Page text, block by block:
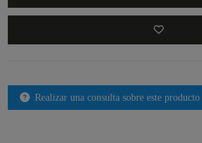
Realizar una consulta sobre este producto